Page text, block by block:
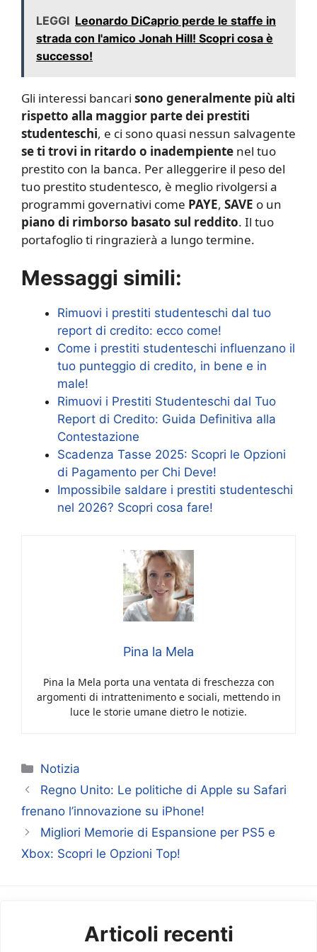
LEGGI Leonardo DiCaprio perde le staffe in
strada con l'amico Jonah Hill! Scopri cosa è
successo!
Gli interessi bancari sono generalmente più alti
rispetto alla maggior parte dei prestiti
studenteschi, e ci sono quasi nessun salvagente
se ti trovi in ritardo o inadempiente nel tuo
prestito con la banca. Per alleggerire il peso del
tuo prestito studentesco, è meglio rivolgersi a
programmi governativi come PAYE, SAVE o un
piano di rimborso basato sul reddito. Il tuo
portafoglio ti ringrazierà a lungo termine.
Messaggi simili:
Rimuovi i prestiti studenteschi dal tuo
report di credito: ecco come!
Come i prestiti studenteschi influenzano il
tuo punteggio di credito, in bene e in
male!
Rimuovi i Prestiti Studenteschi dal Tuo
Report di Credito: Guida Definitiva alla
Contestazione
Scadenza Tasse 2025: Scopri le Opzioni
di Pagamento per Chi Deve!
Impossibile saldare i prestiti studenteschi
nel 2026? Scopri cosa fare!
Pina la Mela
Pina la Mela porta una ventata di freschezza con
argomenti di intrattenimento e sociali, mettendo in
luce le storie umane dietro le notizie.
Categorie
Notizia
Regno Unito: Le politiche di Apple su Safari
frenano l’innovazione su iPhone!
Migliori Memorie di Espansione per PS5 e
Xbox: Scopri le Opzioni Top!
Articoli recenti